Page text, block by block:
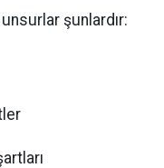
unsurlar şunlardır: